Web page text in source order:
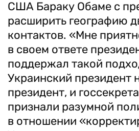
США Бараку Обаме с
расширить географию
контактов. «Мне
в своем ответе
поддержал такой
Украинский президент
президент, и
признали разумной
в отношении